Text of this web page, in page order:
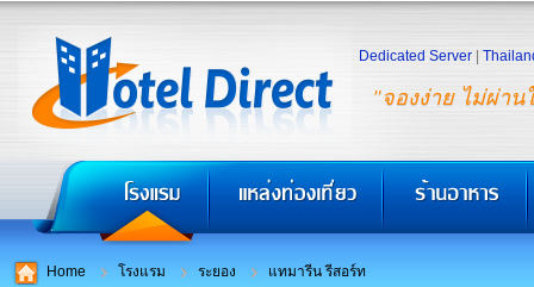
"จองง่าย ไม่ผ่าน
Dedicated Server
Home โรงแรม ระยอง แทมารีน รีสอร์ท